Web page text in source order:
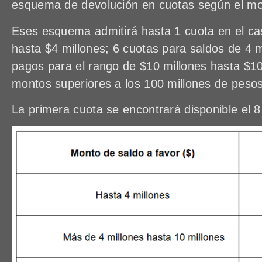
esquema de devolución en cuotas según el
Eses esquema admitirá hasta 1 cuota en el
hasta $4 millones; 6 cuotas para saldos de 4
pagos para el rango de $10 millones hasta
montos superiores a los 100 millones de
La primera cuota se encontrará disponible el